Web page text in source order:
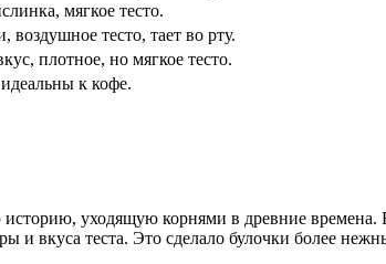
мягкое тесто.
тесто, тает во рту.
плотное, но мягкое тесто.
к кофе.
историю, уходящую корнями в древние
и вкуса теста. Это сделало булочки более